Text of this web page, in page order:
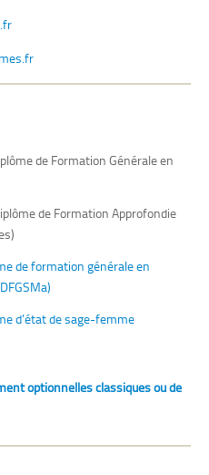
de Formation Générale en
de Formation Approfondie
de formation générale en
d’état de sage-femme
optionnelles classiques ou de